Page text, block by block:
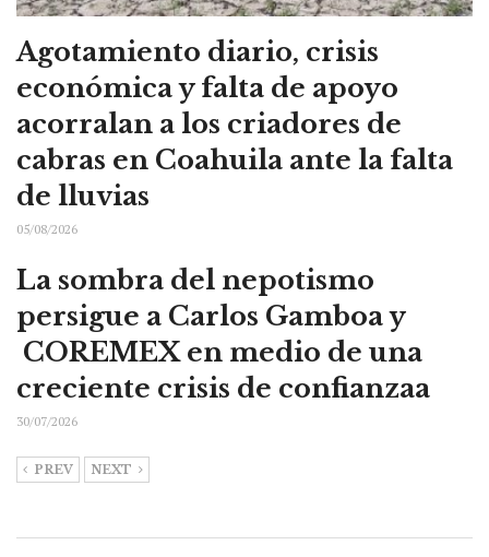
Agotamiento diario, crisis
económica y falta de apoyo
acorralan a los criadores de
cabras en Coahuila ante la falta
de lluvias
05/08/2026
La sombra del nepotismo
persigue a Carlos Gamboa y
COREMEX en medio de una
creciente crisis de confianzaa
30/07/2026
PREV NEXT